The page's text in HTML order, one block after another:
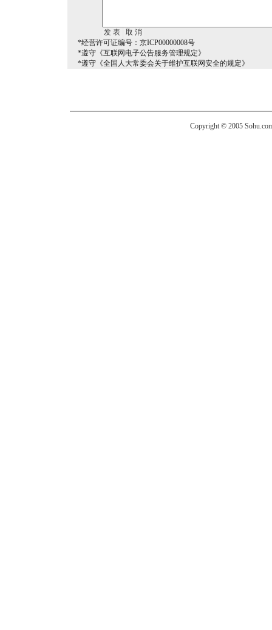
*经营许可证编号：京ICP00000008号
*遵守《互联网电子公告服务管理规定》
*遵守《全国人大常委会关于维护互联网安全的规定》
Copyright © 2005